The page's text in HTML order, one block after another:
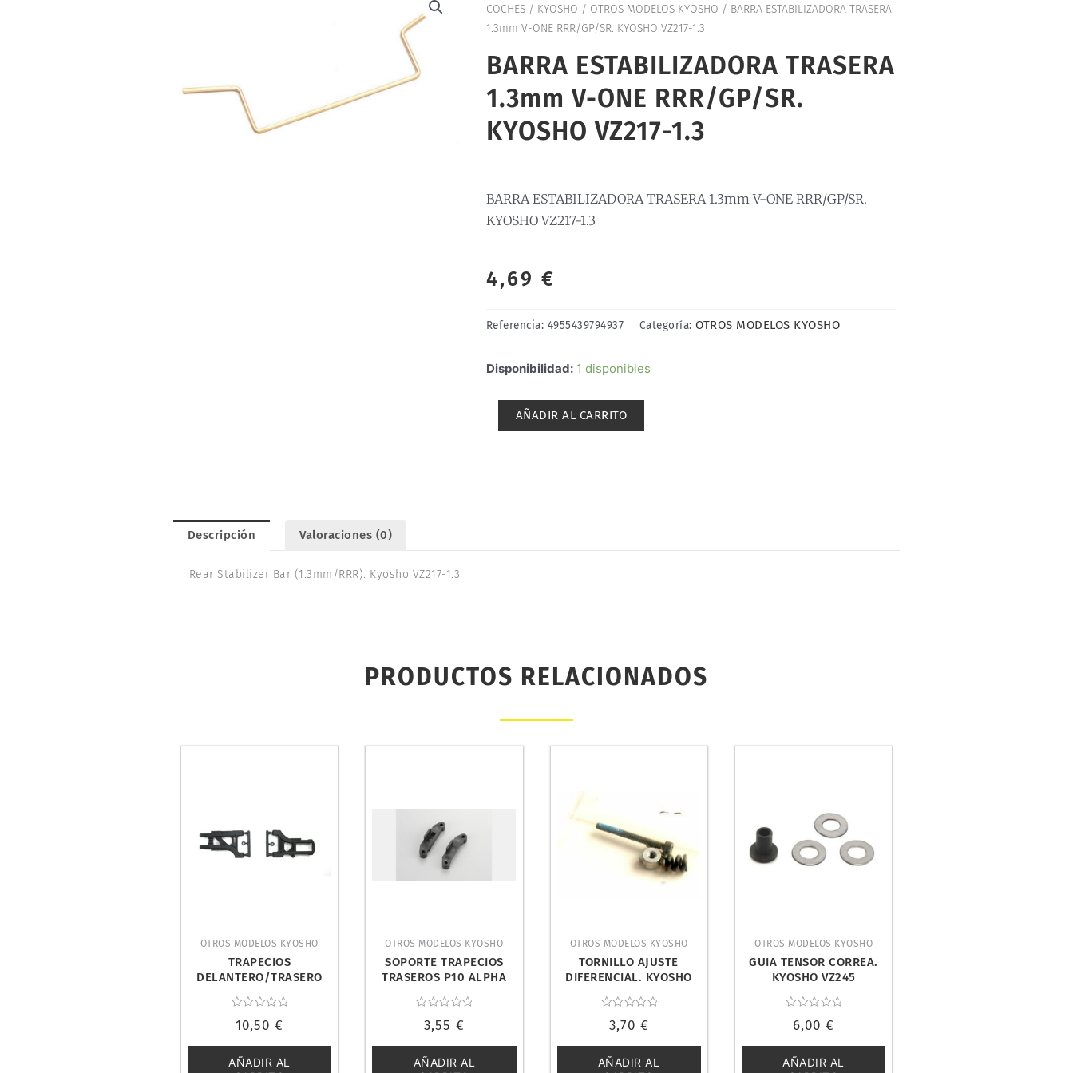
COCHES/ KYOSHO / OTROS MODELOS KYOSHO / BARRA ESTABILIZADORA TRASERA
1.3mm V-ONE RRR/GP/SR. KYOSHO VZ217-1.3
BARRA ESTABILIZADORA TRASERA
1.3mm V-ONE RRR/GP/SR.
KYOSHO VZ217-1.3
BARRA ESTABILIZADORA TRASERA 1.3mm V-ONE RRR/GP/SR.
KYOSHO VZ217-1.3
4,69 €
Referencia: 4955439794937 Categoría:OTROS MODELOS KYOSHO
Disponibilidad: 1 disponibles
BARRA
TRASERA
AÑADIR AL CARRITO
Descripción Valoraciones (0)
Rear Stabilizer Bar (1.3mm/RRR). Kyosho VZ217-1.3
PRODUCTOS RELACIONADOS
OTROS MODELOS KYOSHO
TRAPECIOS
DELANTERO/TRASERO
SP104B
con
de
5
10,50 €
AÑADIR AL
OTROS MODELOS KYOSHO
SOPORTE TRAPECIOS
TRASEROS P10 ALPHA
con
de
5
3,55 €
AÑADIR AL
OTROS MODELOS KYOSHO
TORNILLO AJUSTE
DIFERENCIAL. KYOSHO
con
de
5
3,70 €
AÑADIR AL
OTROS MODELOS KYOSHO
GUIA TENSOR CORREA.
KYOSHO VZ245
con
de
5
6,00€
AÑADIR AL